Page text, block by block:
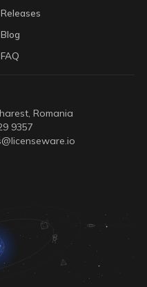
Releases
Blog
FAQ
Romania
9357